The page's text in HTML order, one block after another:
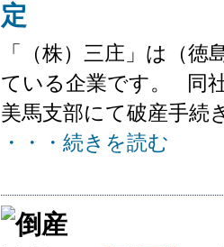
定
「（株）三庄」は（
ている企業です。 同
美馬支部にて破産手続
・・・続きを読む